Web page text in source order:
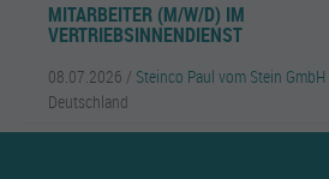
MITARBEITER (M/W/D) IM
VERTRIEBSINNENDIENST
08.07.2026 / Steinco Paul vom Stein
Deutschland